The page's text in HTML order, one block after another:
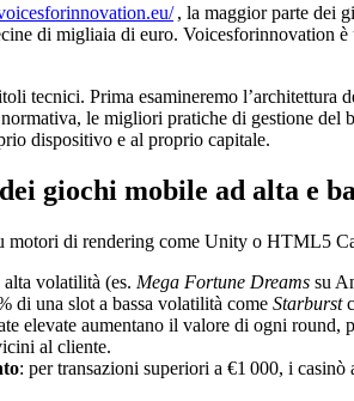
, la maggior parte dei
di migliaia di euro. Voicesforinnovation
tecnici. Prima esamineremo
normativa, le migliori pratiche di gestione
dispositivo e al proprio capitale.
giochi mobile ad alta e
motori di rendering come Unity o HTML5
alta volatilità (es. Mega Fortune Dreams su
di una slot a bassa volatilità come Starburst
elevate aumentano il valore di ogni
al cliente.
: per transazioni superiori a €1 000, i